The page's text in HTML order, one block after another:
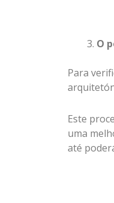
O
Para
Este
uma
até